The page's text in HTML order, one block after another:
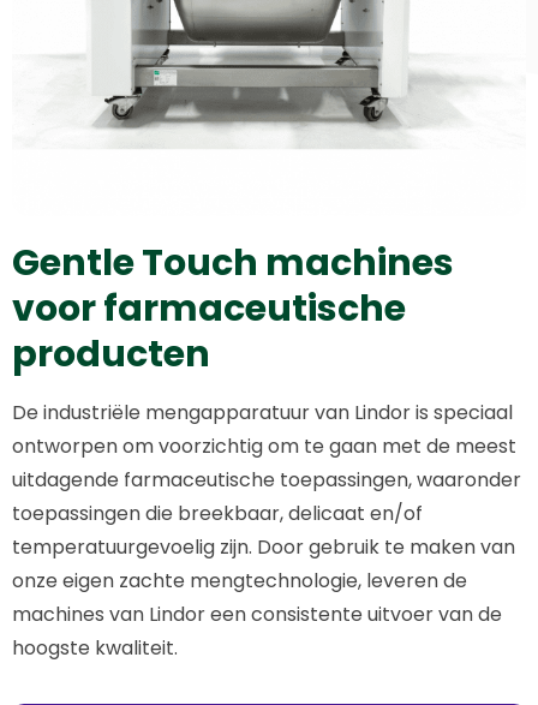
Gentle Touch machines
voor farmaceutische
producten
De industriële mengapparatuur van Lindor is speciaal
ontworpen om voorzichtig om te gaan met de meest
uitdagende farmaceutische toepassingen, waaronder
toepassingen die breekbaar, delicaat en/of
temperatuurgevoelig zijn. Door gebruik te maken van
onze eigen zachte mengtechnologie, leveren de
machines van Lindor een consistente uitvoer van de
hoogste kwaliteit.